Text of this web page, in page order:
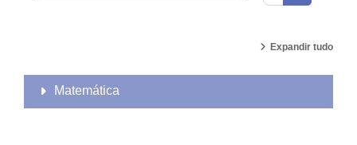
Expandir tudo
Matemática